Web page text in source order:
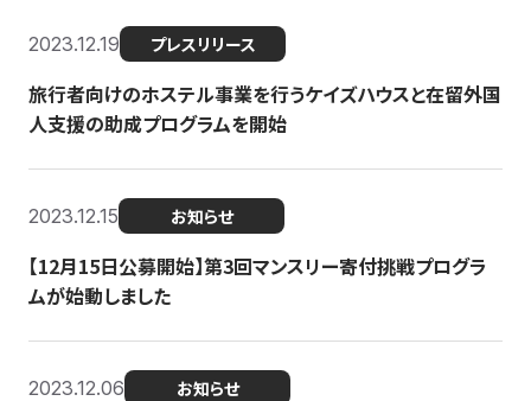
2023.12.19 プレスリリース
旅行者向けのホステル事業を行うケイズハウスと在留外国
人支援の助成プログラムを開始
2023.12.15 お知らせ
【12月15日公募開始】第3回マンスリー寄付挑戦プログラ
ムが始動しました
2023.12.06 お知らせ